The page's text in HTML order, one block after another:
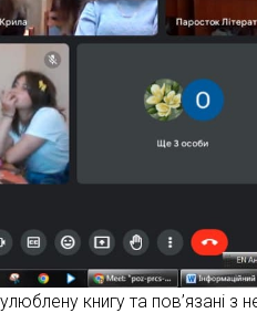
книгу та пов’язані з